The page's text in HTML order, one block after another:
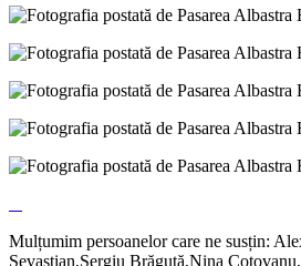
Mulțumim persoanelor care ne susțin:
Sevastian,Sergiu Brăguță,Nina